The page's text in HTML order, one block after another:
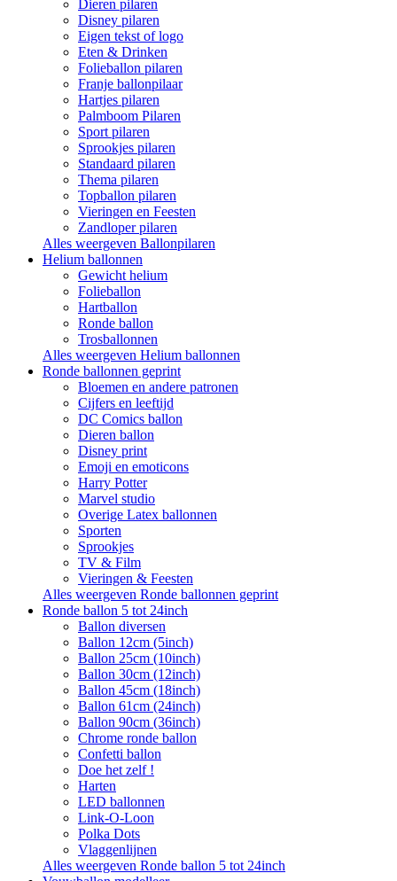
Dieren pilaren
Disney pilaren
Eigen tekst of logo
Eten & Drinken
Folieballon pilaren
Franje ballonpilaar
Hartjes pilaren
Palmboom Pilaren
Sport pilaren
Sprookjes pilaren
Standaard pilaren
Thema pilaren
Topballon pilaren
Vieringen en Feesten
Zandloper pilaren
Alles weergeven Ballonpilaren
Helium ballonnen
Gewicht helium
Folieballon
Hartballon
Ronde ballon
Trosballonnen
Alles weergeven Helium ballonnen
Ronde ballonnen geprint
Bloemen en andere patronen
Cijfers en leeftijd
DC Comics ballon
Dieren ballon
Disney print
Emoji en emoticons
Harry Potter
Marvel studio
Overige Latex ballonnen
Sporten
Sprookjes
TV & Film
Vieringen & Feesten
Alles weergeven Ronde ballonnen geprint
Ronde ballon 5 tot 24inch
Ballon diversen
Ballon 12cm (5inch)
Ballon 25cm (10inch)
Ballon 30cm (12inch)
Ballon 45cm (18inch)
Ballon 61cm (24inch)
Ballon 90cm (36inch)
Chrome ronde ballon
Confetti ballon
Doe het zelf !
Harten
LED ballonnen
Link-O-Loon
Polka Dots
Vlaggenlijnen
Alles weergeven Ronde ballon 5 tot 24inch